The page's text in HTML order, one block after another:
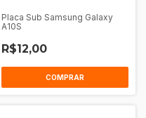
Placa Sub Samsung Galaxy
A10S
R$12,00